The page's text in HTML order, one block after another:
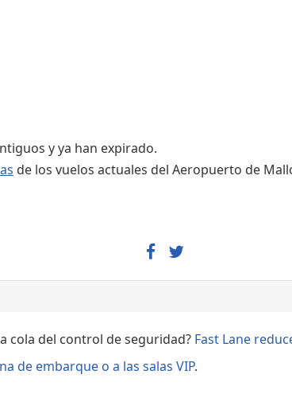
y ya han expirado.
de los vuelos actuales del Aeropuerto de
cola del control de seguridad? Fast Lane
de embarque o a las salas VIP.